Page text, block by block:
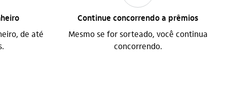
de até
Continue concorrendo a prêmios
Mesmo se for sorteado, você continua
concorrendo.